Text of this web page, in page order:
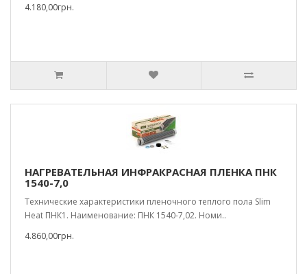
4.180,00грн.
НАГРЕВАТЕЛЬНАЯ ИНФРАКРАСНАЯ ПЛЕНКА ПНК
1540-7,0
Технические характеристики пленочного теплого пола Slim
Heat ПНК1. Наименование: ПНК 1540-7,02. Номи..
4.860,00грн.